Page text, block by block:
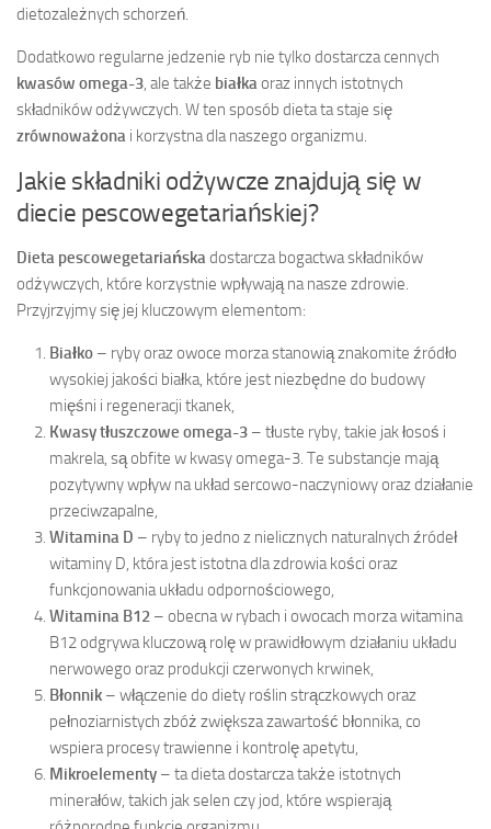
dietozależnych schorzeń.
Dodatkowo regularne jedzenie ryb nie tylko dostarcza cennych
kwasów omega-3, ale także białkaoraz innych istotnych
składników odżywczych. W ten sposób dieta ta staje się
zrównoważona i korzystna dla naszego organizmu.
Jakie składniki odżywcze znajdują się w
diecie pescowegetariańskiej?
Dieta pescowegetariańskadostarcza bogactwa składników
odżywczych, które korzystnie wpływają na nasze zdrowie.
Przyjrzyjmy się jej kluczowym elementom:
Białko – ryby oraz owoce morza stanowią znakomite źródło
wysokiej jakości białka, które jest niezbędne do budowy
mięśni i regeneracji tkanek,
Kwasy tłuszczowe omega-3 – tłuste ryby, takie jak łosoś i
makrela, są obfite w kwasy omega-3. Te substancje mają
pozytywny wpływ na układ sercowo-naczyniowy oraz działanie
przeciwzapalne,
Witamina D – ryby to jedno z nielicznych naturalnych źródeł
witaminy D, która jest istotna dla zdrowia kości oraz
funkcjonowania układu odpornościowego,
Witamina B12 – obecna w rybach i owocach morza witamina
B12 odgrywa kluczową rolę w prawidłowym działaniu układu
nerwowego oraz produkcji czerwonych krwinek,
Błonnik – włączenie do diety roślin strączkowych oraz
pełnoziarnistych zbóż zwiększa zawartość błonnika, co
wspiera procesy trawienne i kontrolę apetytu,
Mikroelementy – ta dieta dostarcza także istotnych
minerałów, takich jak selen czy jod, które wspierają